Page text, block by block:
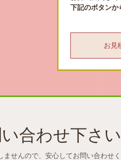
下記のボタンか
お見積
合わせ下さい
せんので、 安心してお問い合わせく